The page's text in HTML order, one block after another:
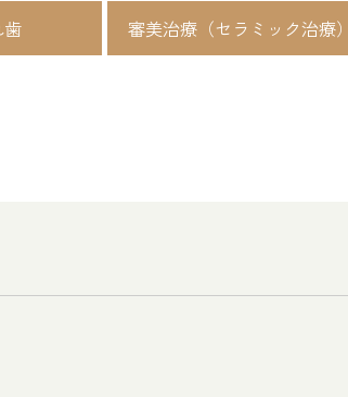
審美治療（セラミック治療）